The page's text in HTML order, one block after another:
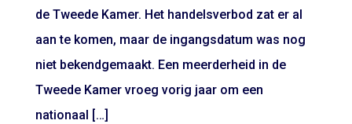
de Tweede Kamer. Het handelsverbod zat er al
aan te komen, maar de ingangsdatum was nog
niet bekendgemaakt. Een meerderheid in de
Tweede Kamer vroeg vorig jaar om een
nationaal […]